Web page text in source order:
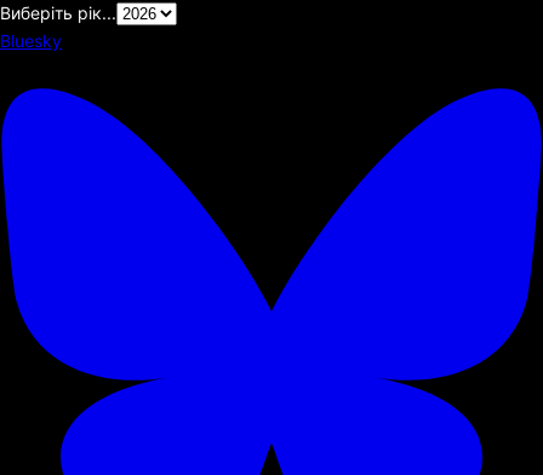
Виберіть рік...
Bluesky